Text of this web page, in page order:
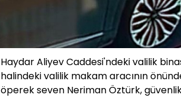
Haydar Aliyev Caddesi'ndeki valilik
halindeki valilik makam aracının
öperek seven Neriman Öztürk, güvenlik